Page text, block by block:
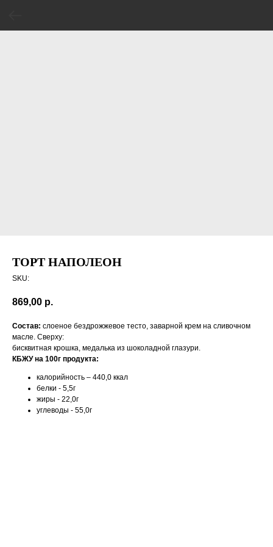
ТОРТ НАПОЛЕОН
SKU:
869,00 р.
Состав: слоеное бездрожжевое тесто, заварной крем на сливочном
масле. Сверху:
бисквитная крошка, медалька из шоколадной глазури.
КБЖУ на 100г продукта:
калорийность – 440,0 ккал
белки - 5,5г
жиры - 22,0г
углеводы - 55,0г